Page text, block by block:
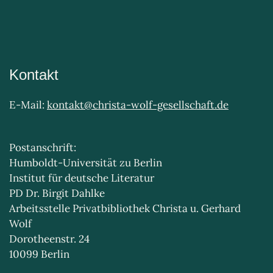
Kontakt
E-Mail: kontakt@christa-wolf-gesellschaft.de
Postanschrift:
Humboldt-Universität zu Berlin
Institut für deutsche Literatur
PD Dr. Birgit Dahlke
Arbeitsstelle Privatbibliothek Christa u. Gerhard
Wolf
Dorotheenstr. 24
10099 Berlin